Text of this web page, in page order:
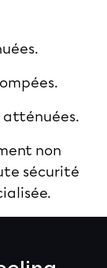
atténuées.
non
sécurité